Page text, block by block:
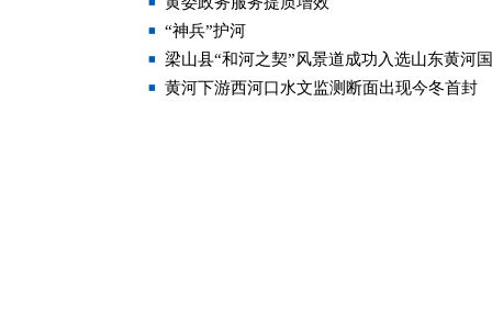
“神兵”护河
梁山县“和河之契”风景道成功入选山东黄河
黄河下游西河口水文监测断面出现今冬首封